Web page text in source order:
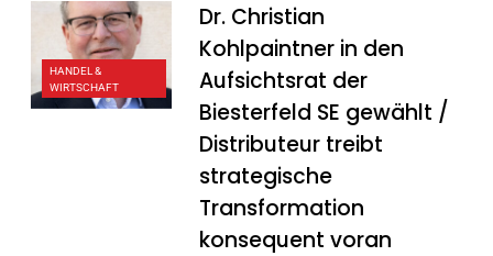
HANDEL &
WIRTSCHAFT
Dr. Christian
Kohlpaintner in den
Aufsichtsrat der
Biesterfeld SE gewählt /
Distributeur treibt
strategische
Transformation
konsequent voran